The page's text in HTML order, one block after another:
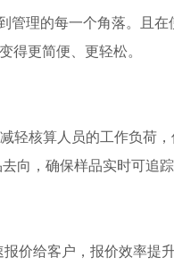
管理的每一个角落。且
得更简便、更轻松。
轻核算人员的工作负荷
向，确保样品实时可追
价给客户，报价效率提